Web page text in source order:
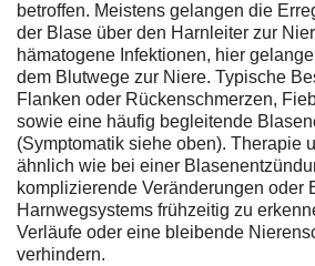
betroffen. Meistens gelangen die
der Blase über den Harnleiter zur
hämatogene Infektionen, hier
dem Blutwege zur Niere. Typische
Flanken oder Rückenschmerzen,
sowie eine häufig begleitende
(Symptomatik siehe oben). Therapie
ähnlich wie bei einer
komplizierende Veränderungen oder
Harnwegsystems frühzeitig zu
Verläufe oder eine bleibende
verhindern.